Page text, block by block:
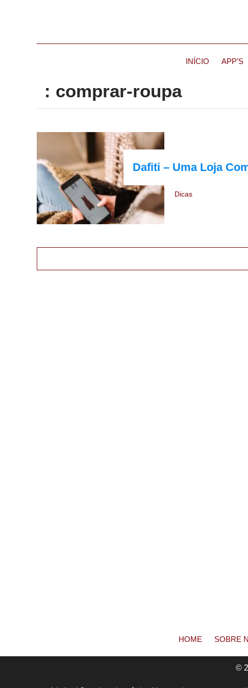
INÍCIO APP’S
: comprar-roupa
Dafiti – Uma Loja
Dicas
HOME SOBRE
©